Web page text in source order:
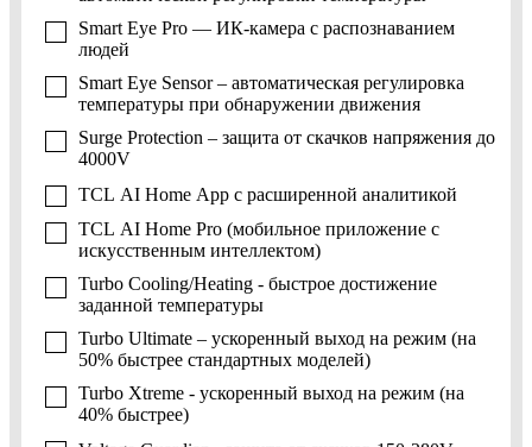
Smart Eye Pro — ИК-камера с распознаванием
людей
Smart Eye Sensor – автоматическая регулировка
температуры при обнаружении движения
Surge Protection – защита от скачков напряжения до
4000V
TCL AI Home App с расширенной аналитикой
TCL AI Home Pro (мобильное приложение с
искусственным интеллектом)
Turbo Cooling/Heating - быстрое достижение
заданной температуры
Turbo Ultimate – ускоренный выход на режим (на
50% быстрее стандартных моделей)
Turbo Xtreme - ускоренный выход на режим (на
40% быстрее)